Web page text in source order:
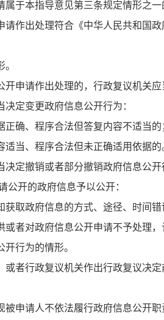
于本指导意见第三条规定情形之一
请作出处理符合《中华人民共和国
申请作出处理的，行政复议机关应
定变更政府信息公开行为：
确、程序合法但答复内容不适当的
当、程序合法但未正确适用依据的
定撤销或者部分撤销政府信息公
公开的政府信息予以公开：
获取政府信息的方式、途径、时间
或者对政府信息公开申请不予处理
行为的情形。
者行政复议机关作出行政复议决
申请人不依法履行政府信息公开